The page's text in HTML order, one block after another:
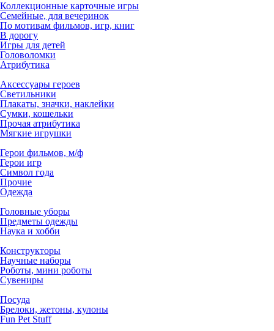
Коллекционные карточные игры
Семейные, для вечеринок
По мотивам фильмов, игр, книг
В дорогу
Игры для детей
Головоломки
Атрибутика
Аксессуары героев
Светильники
Плакаты, значки, наклейки
Сумки, кошельки
Прочая атрибутика
Мягкие игрушки
Герои фильмов, м/ф
Герои игр
Символ года
Прочие
Одежда
Головные уборы
Предметы одежды
Наука и хобби
Конструкторы
Научные наборы
Роботы, мини роботы
Сувениры
Посуда
Брелоки, жетоны, кулоны
Fun Pet Stuff